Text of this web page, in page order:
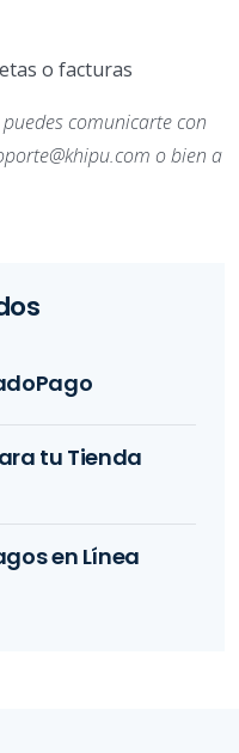
o facturas
comunicarte con
o bien a
tu Tienda
en Línea